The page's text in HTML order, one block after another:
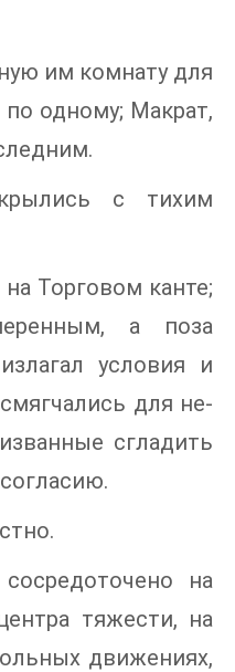
им комнату для
по одному; Макрат,
с тихим
Торговом канте;
а поза
условия и
для не-
сгладить
на
тяжести, на
движениях,